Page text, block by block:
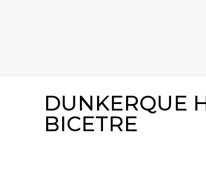
DUNKERQUE
BICETRE